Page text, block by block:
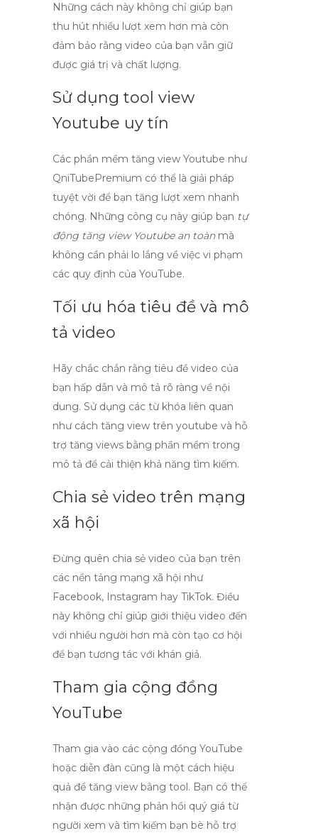
Những cách này không chỉ giúp bạn
thu hút nhiều lượt xem hơn mà còn
đảm bảo rằng video của bạn vẫn giữ
được giá trị và chất lượng.
Sử dụng tool view
Youtube uy tín
Các phần mềm tăng view Youtube như
QniTubePremium có thể là giải pháp
tuyệt vời để bạn tăng lượt xem nhanh
chóng. Những công cụ này giúp bạn tự
động tăng view Youtube an toànmà
không cần phải lo lắng về việc vi phạm
các quy định của YouTube.
Tối ưu hóa tiêu đề và mô
tả video
Hãy chắc chắn rằng tiêu đề video của
bạn hấp dẫn và mô tả rõ ràng về nội
dung. Sử dụng các từ khóa liên quan
như cách tăng view trên youtube và hỗ
trợ tăng views bằng phần mềm trong
mô tả để cải thiện khả năng tìm kiếm.
Chia sẻ video trên mạng
xã hội
Đừng quên chia sẻ video của bạn trên
các nền tảng mạng xã hội như
Facebook, Instagram hay TikTok. Điều
này không chỉ giúp giới thiệu video đến
với nhiều người hơn mà còn tạo cơ hội
để bạn tương tác với khán giả.
Tham gia cộng đồng
YouTube
Tham gia vào các cộng đồng YouTube
hoặc diễn đàn cũng là một cách hiệu
quả để tăng view bằng tool. Bạn có thể
nhận được những phản hồi quý giá từ
người xem và tìm kiếm bạn bè hỗ trợ